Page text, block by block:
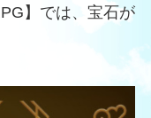
】では、宝石が